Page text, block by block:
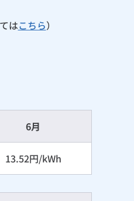
はこちら）
6月
13.52円/kWh